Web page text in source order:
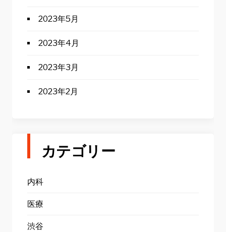
2023年5月
2023年4月
2023年3月
2023年2月
カテゴリー
内科
医療
渋谷